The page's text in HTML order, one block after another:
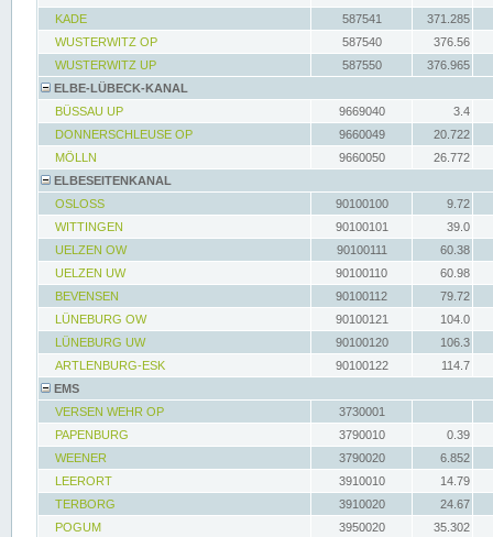
KADE
587541
371.285
WUSTERWITZ OP
587540
376.56
WUSTERWITZ UP
587550
376.965
ELBE-LÜBECK-KANAL
BÜSSAU UP
9669040
3.4
DONNERSCHLEUSE OP
9660049
20.722
MÖLLN
9660050
26.772
ELBESEITENKANAL
OSLOSS
90100100
9.72
WITTINGEN
90100101
39.0
UELZEN OW
90100111
60.38
UELZEN UW
90100110
60.98
BEVENSEN
90100112
79.72
LÜNEBURG OW
90100121
104.0
LÜNEBURG UW
90100120
106.3
ARTLENBURG-ESK
90100122
114.7
EMS
VERSEN WEHR OP
3730001
PAPENBURG
3790010
0.39
WEENER
3790020
6.852
LEERORT
3910010
14.79
TERBORG
3910020
24.67
POGUM
3950020
35.302